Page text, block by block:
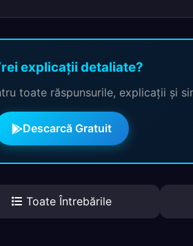
explicații detaliate?
toate răspunsurile, explicații și
Descarcă Gratuit
Toate Întrebările